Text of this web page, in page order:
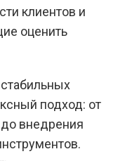
клиентов и
оценить
подход: от
внедрения